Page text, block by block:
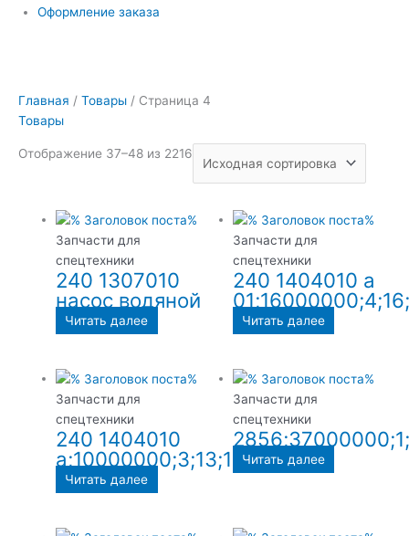
Оформление заказа
Главная / Товары / Страница 4
Товары
Отображение 37–48 из 2216
Запчасти для
спецтехники
240 1307010
насос водяной
Читать далее
Запчасти для
спецтехники
240 1404010 а
Читать далее
Запчасти для
спецтехники
240 1404010
а;10000000;3;13;134;15;17
Читать далее
Запчасти для
спецтехники
Читать далее